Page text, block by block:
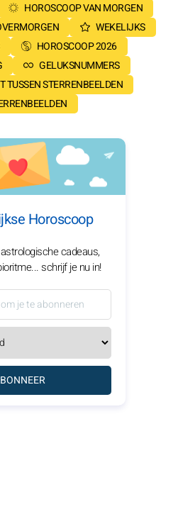
HOROSCOOP VAN MORGEN
WEKELIJKS
HOROSCOOP 2026
GELUKSNUMMERS
TUSSEN STERRENBEELDEN
Horoscoop
cadeaus,
schrijf je nu in!